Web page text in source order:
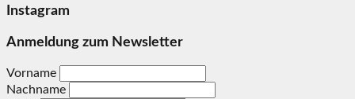
Instagram
Anmeldung zum Newsletter
Vorname
Nachname